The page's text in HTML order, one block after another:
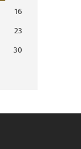
16
23
30